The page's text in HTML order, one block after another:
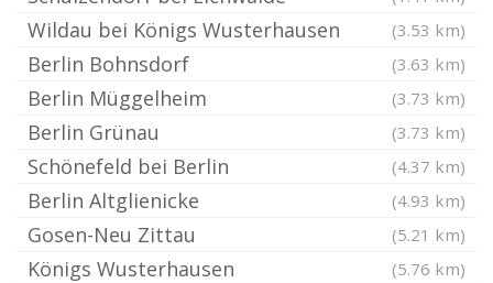
Wildau bei Königs Wusterhausen (3.53 km)
Berlin Bohnsdorf (3.63 km)
Berlin Müggelheim (3.73 km)
Berlin Grünau (3.73 km)
Schönefeld bei Berlin (4.37 km)
Berlin Altglienicke (4.93 km)
Gosen-Neu Zittau (5.21 km)
Königs Wusterhausen (5.76 km)